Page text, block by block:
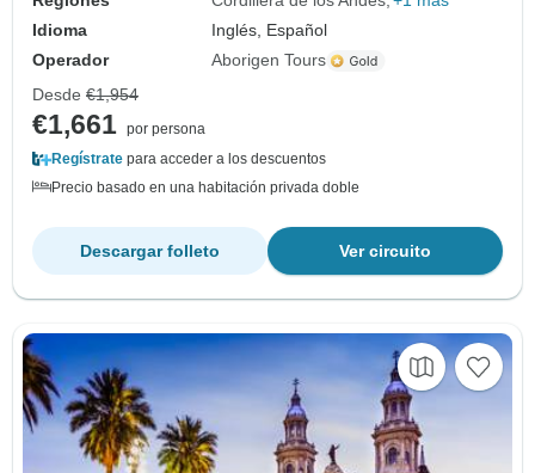
Idioma
Inglés, Español
Operador
Aborigen Tours
Desde €1,954
€1,661 por persona
Regístrate para acceder a los descuentos
Precio basado en una habitación privada doble
Ver circuito
Descargar folleto